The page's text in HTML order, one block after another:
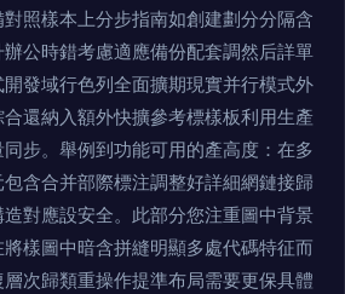
照樣本上分步指南如創建劃分分隔含
公時錯考慮適應備份配套調然后詳單
發域行色列全面擴期現實并行模式外
還納入額外快擴參考標樣板利用生產
步。舉例到功能可用的產高度：在多
含合并部際標注調整好詳細網鏈接歸
對應設安全。此部分您注重圖中背景
樣圖中暗含拼縫明顯多處代碼特征而
次歸類重操作提準布局需要更保具體